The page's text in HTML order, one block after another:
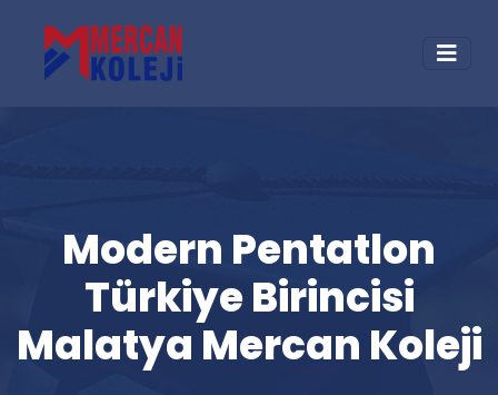
Modern Pentatlon
Türkiye Birincisi
Malatya Mercan Koleji